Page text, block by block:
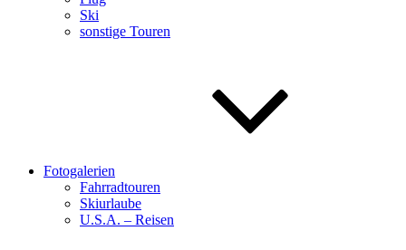
Ski
sonstige Touren
Fotogalerien
Fahrradtouren
Skiurlaube
U.S.A. – Reisen